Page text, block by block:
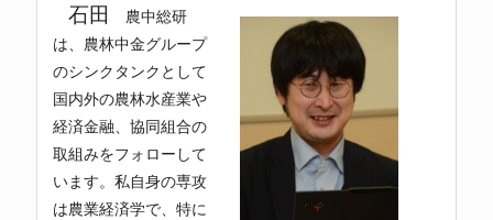
石田
農中総研
は、農林中金グループ
のシンクタンクとして
国内外の農林水産業や
経済金融、協同組合の
取組みをフォローして
います。私自身の専攻
は農業経済学で、特に